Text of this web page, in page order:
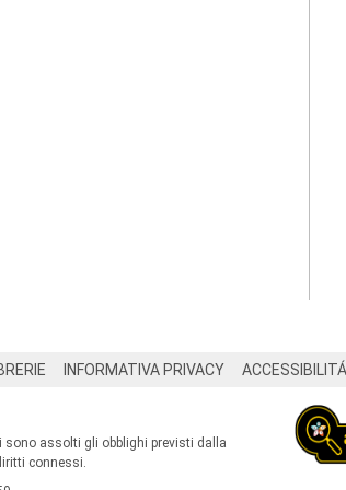
INFORMATIVA PRIVACY ACCESSIBILITÁ
sono assolti gli obblighi previsti dalla
connessi.